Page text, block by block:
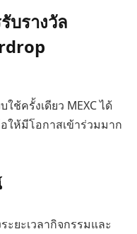
บรางวัล
ช้ครั้งเดียว MEXC ได้
ให้มีโอกาสเข้าร่วมมาก
ะยะเวลากิจกรรมและ